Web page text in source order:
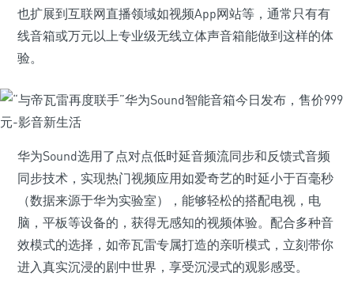
也扩展到互联网直播领域如视频App网站等，通常只有有
线音箱或万元以上专业级无线立体声音箱能做到这样的体
验。
华为Sound选用了点对点低时延音频流同步和反馈式音频
同步技术，实现热门视频应用如爱奇艺的时延小于百毫秒
（数据来源于华为实验室），能够轻松的搭配电视，电
脑，平板等设备的，获得无感知的视频体验。配合多种音
效模式的选择，如帝瓦雷专属打造的亲听模式，立刻带你
进入真实沉浸的剧中世界，享受沉浸式的观影感受。